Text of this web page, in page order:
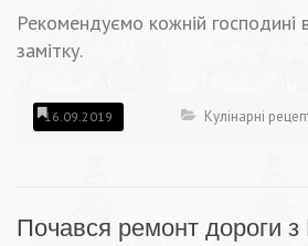
Рекомендуємо кожній господині
замітку.
16.09.2019 Кулінарні
Почався ремонт дороги з